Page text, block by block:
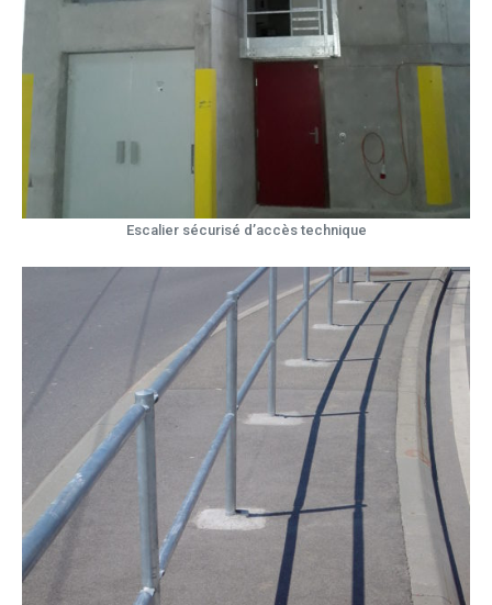
Escalier sécurisé d’accès technique